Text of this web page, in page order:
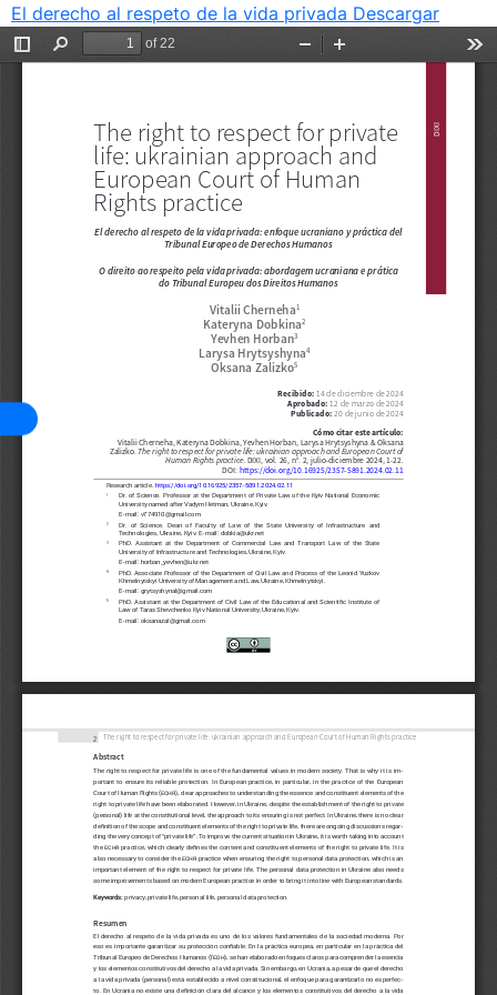
El derecho al respeto de la vida privada Descargar